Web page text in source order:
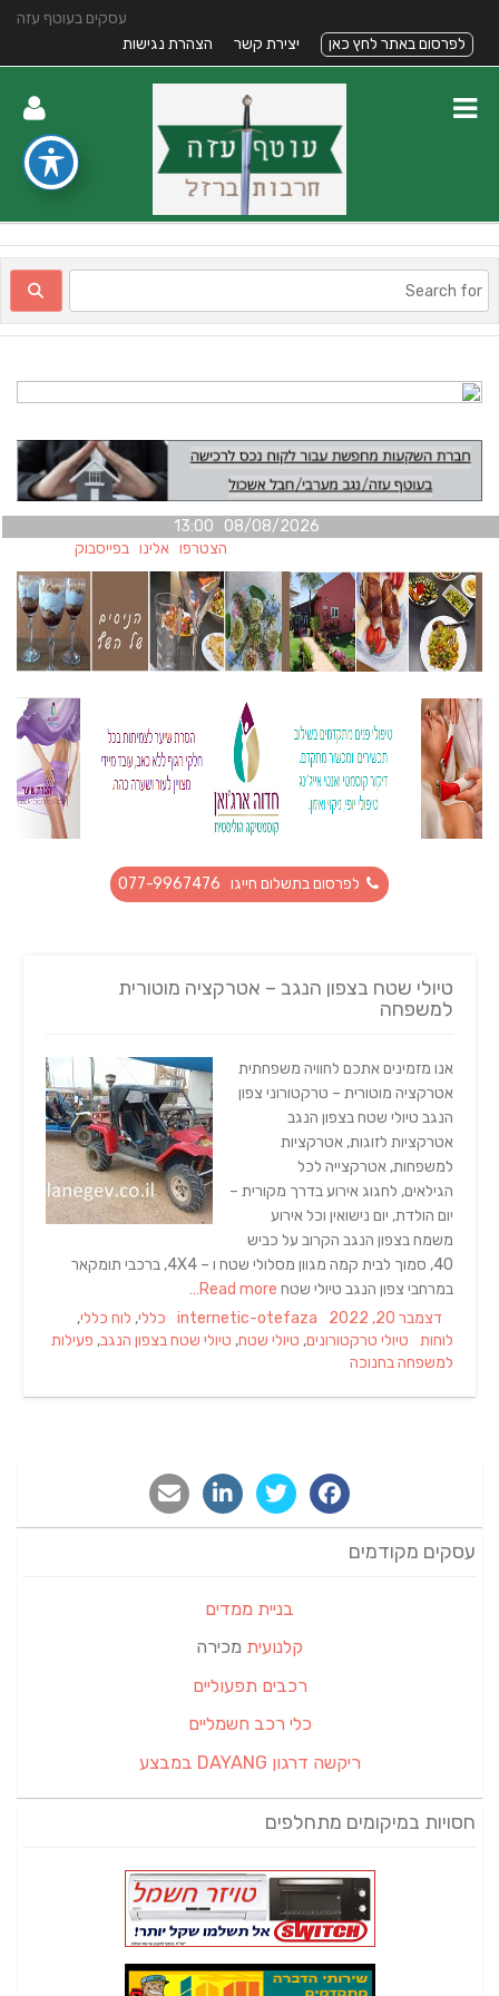
עסקים בעוטף עזה
לפרסום באתר לחץ כאן
יצירת קשר הצהרת נגישות
08/08/2026 13:00
הצטרפו אלינו בפייסבוק
לפרסום בתשלום חייגו 077-9967476
טיולי שטח בצפון הנגב – אטרקציה מוטורית
למשפחה
אנו מזמינים אתכם לחוויה משפחתית
אטרקציה מוטורית – טרקטורוני צפון
הנגב טיולי שטח בצפון הנגב
אטרקציות לזוגות, אטרקציות
למשפחות, אטרקצייה לכל
הגילאים, לחגוג אירוע בדרך מקורית –
יום הולדת, יום נישואין וכל אירוע
משמח בצפון הנגב הקרוב על כביש
40, סמוך לבית קמה מגוון מסלולי שטח ו – 4X4, ברכבי תומקאר
במרחבי צפון הנגב טיולי שטח
Posted
on
דצמבר 20, 2022 Author
internetic-otefaza
Categories
כללי, לוח כללי,
לוחות
Tags
טיולי טרקטורונים, טיולי שטח, טיולי שטח בצפון הנגב, פעילות
למשפחה בחנוכה
עסקים מקודמים
בניית ממדים
קלנועית מכירה
רכבים תפעוליים
כלי רכב חשמליים
ריקשה דרגון DAYANG במבצע
חסויות במיקומים מתחלפים